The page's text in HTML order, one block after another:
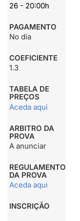
26 - 20:00h
PAGAMENTO
No dia
COEFICIENTE
1.3
TABELA DE
PREÇOS
Aceda aqui
ARBITRO DA
PROVA
A anunciar
REGULAMENTO
DA PROVA
Aceda aqui
INSCRIÇÃO